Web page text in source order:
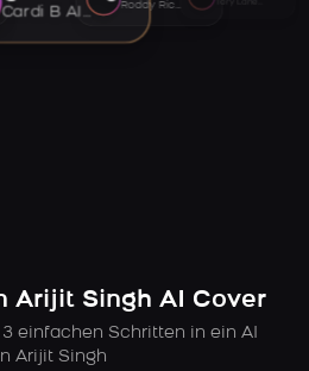
Cardi B AI voiceRoddy Ricch AI voice
Arijit Singh AI Cover
einfachen Schritten in ein AI
Arijit Singh